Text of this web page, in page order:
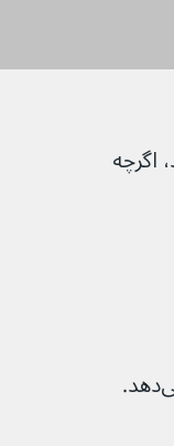
کند، اگرچه
این عوارض جانبی رایج فلوکونازول در بیش از ۱ در ۱۰۰ نفر رخ می‌دهد.